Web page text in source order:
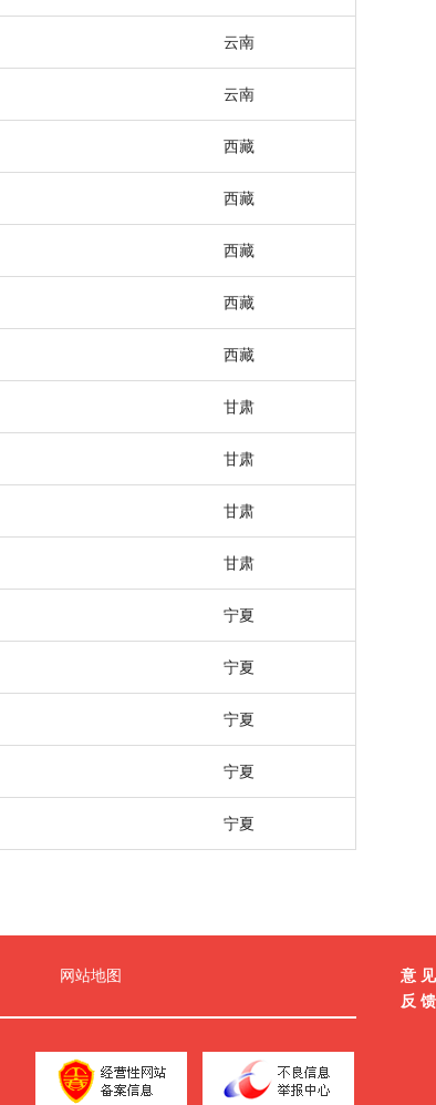
云南
云南
西藏
西藏
西藏
西藏
西藏
甘肃
甘肃
甘肃
甘肃
宁夏
宁夏
宁夏
宁夏
宁夏
网站地图
意 见
反 馈